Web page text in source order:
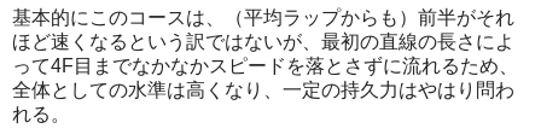
基本的にこのコースは、（平均ラップからも）前半がそれ
ほど速くなるという訳ではないが、最初の直線の長さによ
って4F目までなかなかスピードを落とさずに流れるため、
全体としての水準は高くなり、一定の持久力はやはり問わ
れる。